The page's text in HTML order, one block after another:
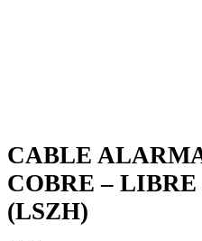
CABLE
COBRE –
(LSZH)